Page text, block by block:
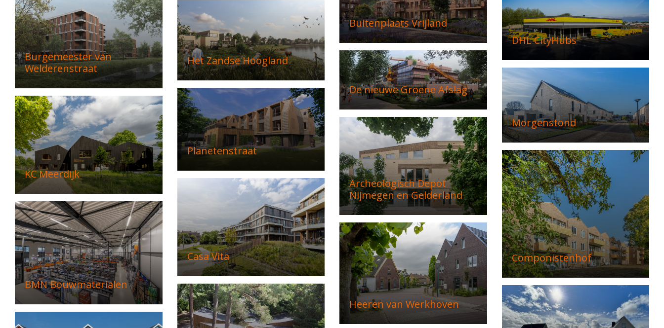
Buitenplaats Vrijland
DHL CityHubs
Burgemeester van
Welderenstraat
Het Zandse Hoogland
De nieuwe Groene Afslag
Morgenstond
Planetenstraat
KC Meerdijk
Archeologisch Depot
Nijmegen en Gelderland
Componistenhof
Casa Vita
BMN Bouwmaterialen
Heeren van Werkhoven